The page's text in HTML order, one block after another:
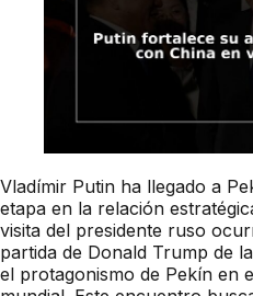
Vladímir Putin ha llegado a
etapa en la relación
visita del presidente ruso
partida de Donald Trump de
el protagonismo de Pekín en